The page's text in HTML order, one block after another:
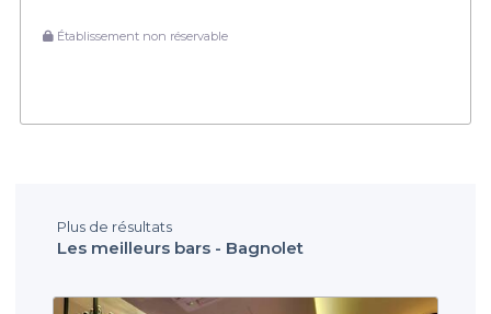
Établissement non réservable
Plus de résultats
Les meilleurs bars - Bagnolet